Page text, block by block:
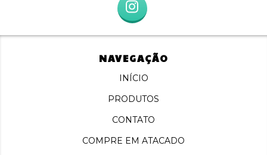
NAVEGAÇÃO
INÍCIO
PRODUTOS
CONTATO
COMPRE EM ATACADO